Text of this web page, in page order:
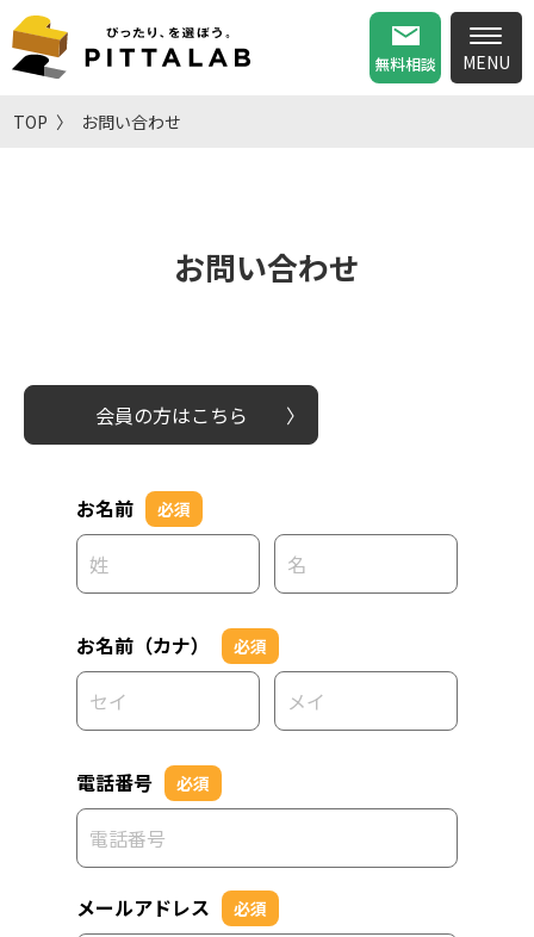
無料相談
TOP お問い合わせ
お問い合わせ
会員の方はこちら
お名前 必須
お名前（カナ） 必須
電話番号 必須
メールアドレス 必須